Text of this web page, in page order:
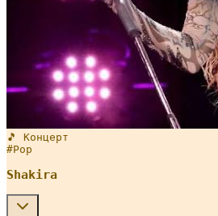
🎵 Концерт
#Pop
Shakira